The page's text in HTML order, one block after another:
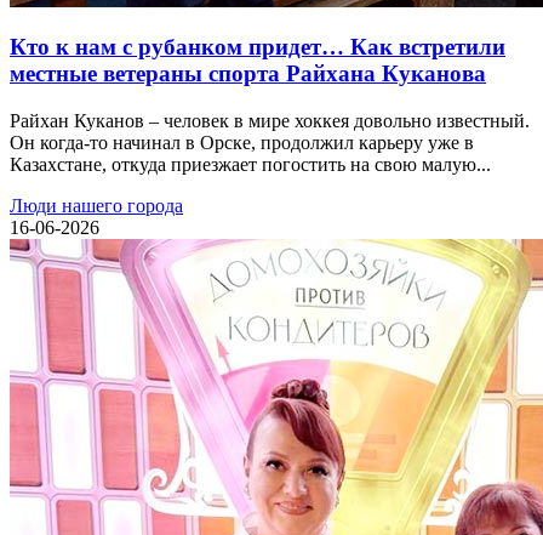
Кто к нам с рубанком придет… Как встретили
местные ветераны спорта Райхана Куканова
Райхан Куканов – человек в мире хоккея довольно известный.
Он когда-то начинал в Орске, продолжил карьеру уже в
Казахстане, откуда приезжает погостить на свою малую...
Люди нашего города
16-06-2026